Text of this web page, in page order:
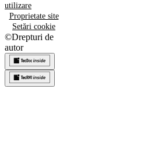
utilizare
Proprietate site
Setări cookie
©Drepturi de
autor